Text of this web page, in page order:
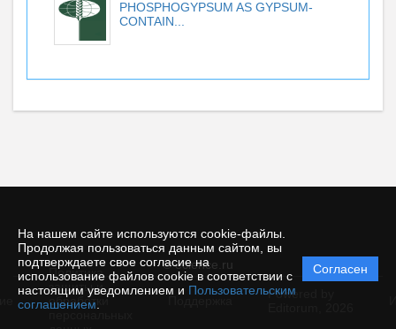
На нашем сайте используются cookie-файлы.
Продолжая пользоваться данным сайтом, вы
подтверждаете свое согласие на
использование файлов cookie в соответствии с
настоящим уведомлением и Пользовательским
соглашением
Согласен
PHOSPHOGYPSUM AS GYPSUM-
CONTAIN...
© ecience.ru
Политика
защиты и
обработки
Powered by